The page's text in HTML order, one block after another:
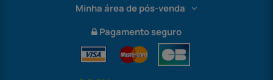
Minha área de pós-venda
Pagamento seguro